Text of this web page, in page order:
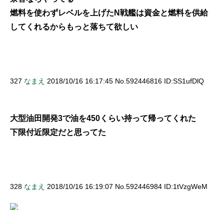
燃料を使わずレベルを上げたN戦艦は資金と燃料を供給
してくれるからもっと落ちて欲しい
327 なまえ 2018/10/16 16:17:45 No.592446816 ID:SS1ufDlQ
大型油田開発3で油を450くらい持って帰ってくれた
下限付近限定だと思ってた
328 なまえ 2018/10/16 16:19:07 No.592446984 ID:1tVzgWeM